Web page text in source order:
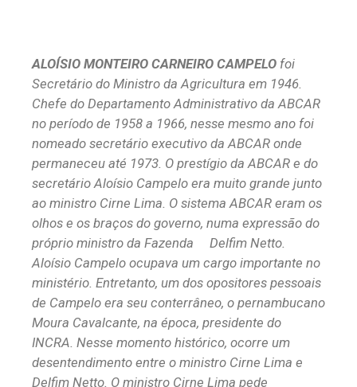
ALOÍSIO MONTEIRO CARNEIRO CAMPELO foi
Secretário do Ministro da Agricultura em 1946.
Chefe do Departamento Administrativo da ABCAR
no período de 1958 a 1966, nesse mesmo ano foi
nomeado secretário executivo da ABCAR onde
permaneceu até 1973. O prestígio da ABCAR e do
secretário Aloísio Campelo era muito grande junto
ao ministro Cirne Lima. O sistema ABCAR eram os
olhos e os braços do governo, numa expressão do
próprio ministro da Fazenda Delfim Netto.
Aloísio Campelo ocupava um cargo importante no
ministério. Entretanto, um dos opositores pessoais
de Campelo era seu conterrâneo, o pernambucano
Moura Cavalcante, na época, presidente do
INCRA. Nesse momento histórico, ocorre um
desentendimento entre o ministro Cirne Lima e
Delfim Netto. O ministro Cirne Lima pede